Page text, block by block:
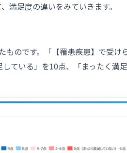
満足度の違いをみていきます。
のです。「【罹患疾患】で受け
ている」を10点、「まったく満